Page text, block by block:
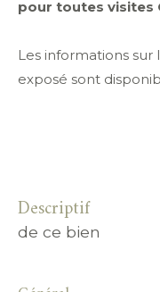
pour toutes visites
Les informations sur
exposé sont
descriptif
de ce bien